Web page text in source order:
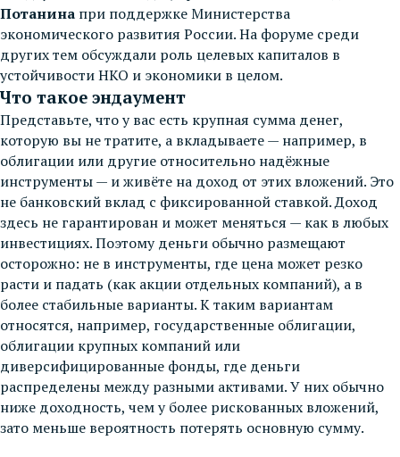
Потанина при поддержке Министерства
экономического развития России. На форуме среди
других тем обсуждали роль целевых капиталов в
устойчивости НКО и экономики в целом.
Что такое эндаумент
Представьте, что у вас есть крупная сумма денег,
которую вы не тратите, а вкладываете — например, в
облигации или другие относительно надёжные
инструменты — и живёте на доход от этих вложений. Это
не банковский вклад с фиксированной ставкой. Доход
здесь не гарантирован и может меняться — как в любых
инвестициях. Поэтому деньги обычно размещают
осторожно: не в инструменты, где цена может резко
расти и падать (как акции отдельных компаний), а в
более стабильные варианты. К таким вариантам
относятся, например, государственные облигации,
облигации крупных компаний или
диверсифицированные фонды, где деньги
распределены между разными активами. У них обычно
ниже доходность, чем у более рискованных вложений,
зато меньше вероятность потерять основную сумму.